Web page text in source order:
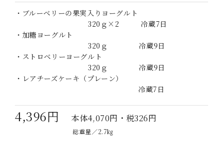
・ブルーベリーの果実入りヨーグルト
320ｇ×2 冷蔵7日
・加糖ヨーグルト
320ｇ 冷蔵9日
・ストロベリーヨーグルト
320ｇ 冷蔵9日
・レアチーズケーキ（プレーン）
冷蔵7日
4,396円本体4,070円・税326円
総重量／2.7㎏